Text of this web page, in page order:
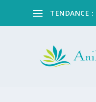
TENDANCE :